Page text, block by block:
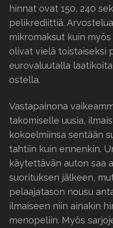
hinnat ovat 150, 240
pelikrediittiä.
mikromaksut kuin
olivat vielä toistaiseksi
eurovaluutalla
ostella.
Vastapainona
takomiselle uusia,
kokoelmiinsa sentään
tahtiin kuin ennenkin.
käytettävän auton saa
suorituksen jälkeen,
pelaajatason nousu
ilmaiseen niin ainakin
menopeliin. Myös